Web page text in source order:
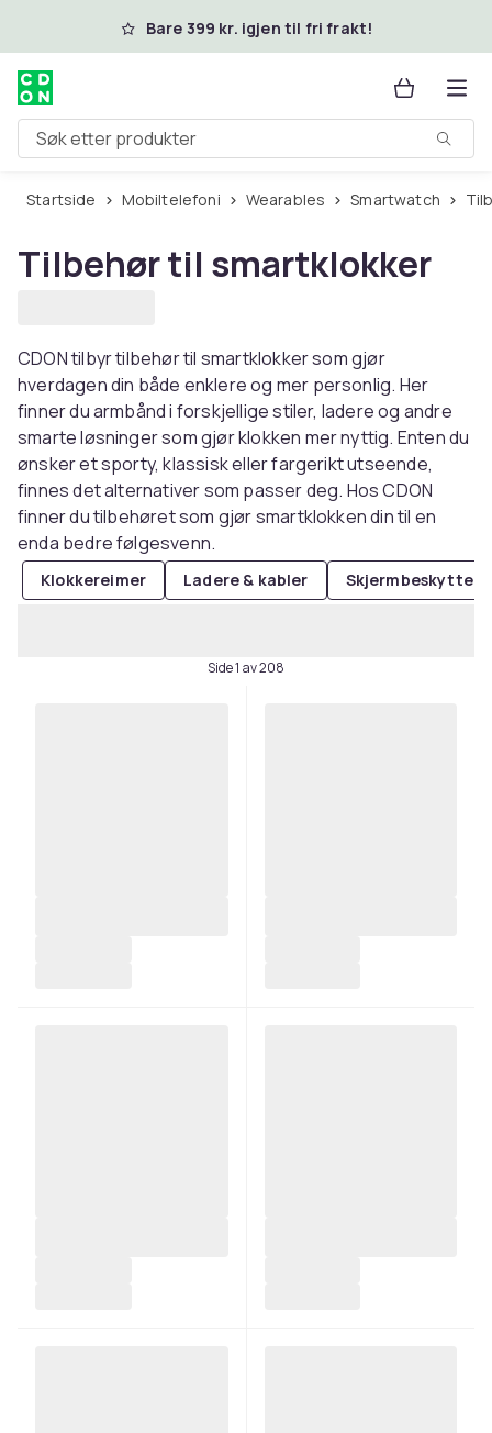
Hopp til hovedinnholdBare 399 kr. igjen til fri frakt!
Søk etter produkter
Startside Mobiltelefoni Wearables Smartwatch
Tilbehør til smartklokker
CDON tilbyr tilbehør til smartklokker som gjør
hverdagen din både enklere og mer personlig. Her
finner du armbånd i forskjellige stiler, ladere og andre
smarte løsninger som gjør klokken mer nyttig. Enten du
ønsker et sporty, klassisk eller fargerikt utseende,
finnes det alternativer som passer deg. Hos CDON
finner du tilbehøret som gjør smartklokken din til en
enda bedre følgesvenn.
Klokkereimer Ladere & kabler
Side 1 av 208